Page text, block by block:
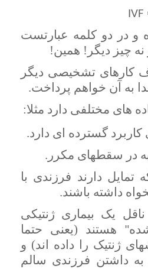
و در دو کلمه عبارتست
نه چیز دیگر! همین!
کارهای تشخیصی دیگر
به آن خواهم پرداخت.
های مختلفی دارد مثلا:
کاربرد گسترده ای دارد.
در سقطهای مکرر.
تمایل دارند فرزندی با
داشته باشند.
یک بیماری ژنتیکی
هستند (یعنی حتما
ژنتیک را داده اند) و
به داشتن فرزندی سالم